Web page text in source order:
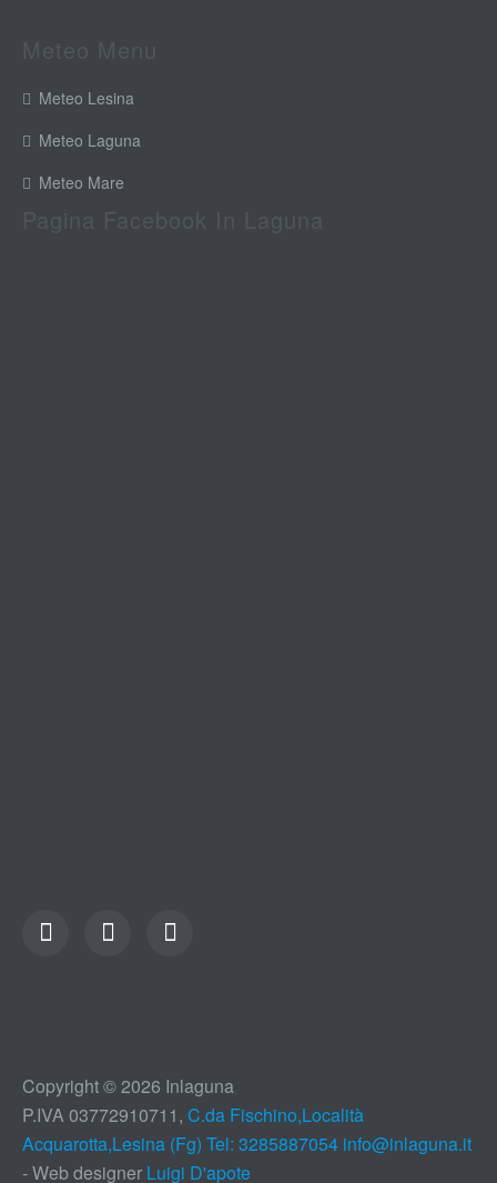
Meteo Lesina
Meteo Laguna
Meteo Mare
Copyright © 2026 Inlaguna
P.IVA 03772910711, C.da Fischino,Località
Acquarotta,Lesina (Fg) Tel: 3285887054 info@inlaguna.it
- Web designer Luigi D'apote